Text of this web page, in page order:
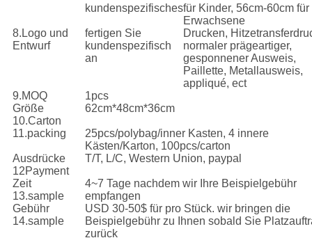
kundenspezifischesfür Kinder, 56cm-60cm für
Erwachsene
8.Logo und
Entwurf
fertigen Sie
kundenspezifisch
an
Drucken,
normaler prägeartiger,
gesponnener Ausweis,
Paillette, Metallausweis,
appliqué, ect
9.MOQ
1pcs
Größe
10.Carton
62cm*48cm*36cm
11.packing
25pcs/polybag/inner Kasten, 4 innere
Kästen/Karton, 100pcs/carton
Ausdrücke
12Payment
T/T, L/C, Western Union, paypal
Zeit
13.sample
4~7 Tage nachdem wir Ihre Beispielgebühr
empfangen
Gebühr
14.sample
USD 30-50$ für pro Stück. wir bringen die
Beispielgebühr zu Ihnen sobald Sie
zurück